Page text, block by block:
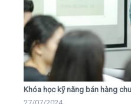
Khóa học kỹ năng bán hàng